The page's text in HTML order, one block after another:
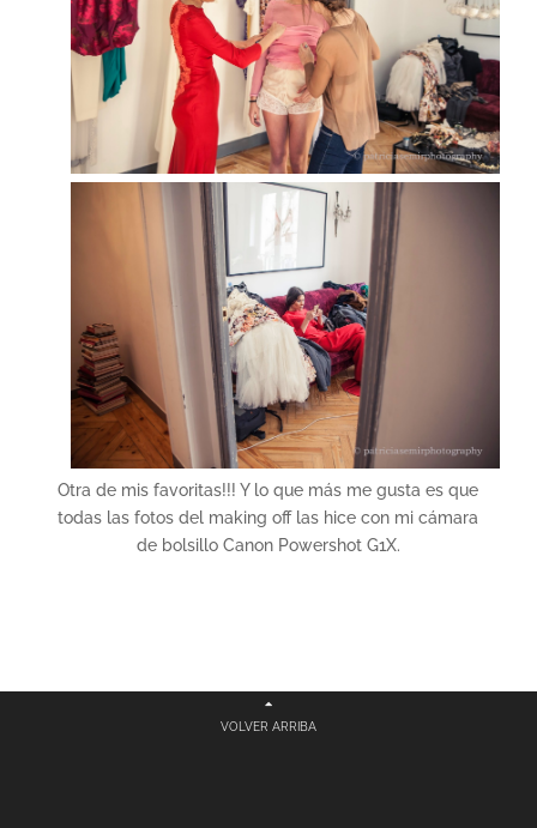
Otra de mis favoritas!!! Y lo que más me gusta es que
todas las fotos del making off las hice con mi cámara
de bolsillo Canon Powershot G1X.
VOLVER ARRIBA